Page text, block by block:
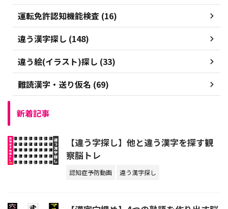
運転免許認知機能検査 (16)
違う漢字探し (148)
違う絵(イラスト)探し (33)
難読漢字・送り仮名 (69)
新着記事
【違う字探し】他と違う漢字を探す観
察脳トレ
認知症予防動画 違う漢字探し